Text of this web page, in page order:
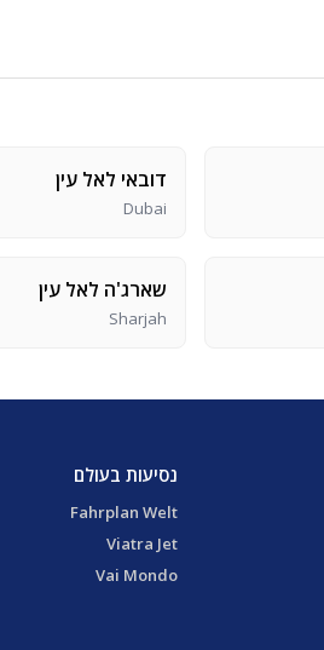
דובאי לאל עין
Dubai
שארג'ה לאל עין
Sharjah
נסיעות בעולם
Fahrplan Welt
Viatra Jet
Vai Mondo